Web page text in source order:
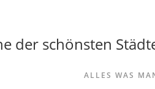
der schönsten
ALLES WAS